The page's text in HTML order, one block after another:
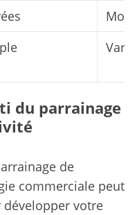
du parrainage
de
commerciale peut
votre